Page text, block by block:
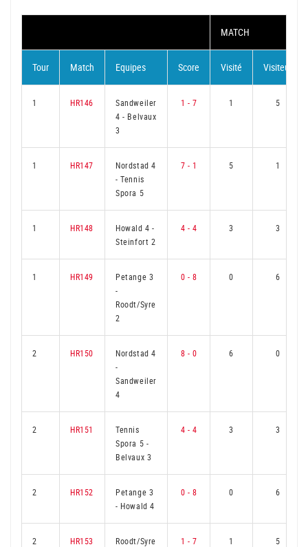
MATCH
Tour Match Equipes Score Visité Visiteur
1 HR146
Sandweiler
4- Belvaux
3
1 - 7 1 5
1 HR147
Nordstad 4
-Tennis
Spora 5
7 - 1 5 1
1 HR148 Howald 4-
Steinfort 2
4 - 4 3 3
1 HR149
Petange 3
-
Roodt/Syre
2
0 - 8 0 6
2 HR150
Nordstad 4
-
Sandweiler
4
8 - 0 6 0
2 HR151
Tennis
Spora 5 -
Belvaux 3
4 - 4 3 3
2 HR152
Petange 3
- Howald 4
0 - 8 0 6
2 HR153
Roodt/Syre
1 - 7 1 5